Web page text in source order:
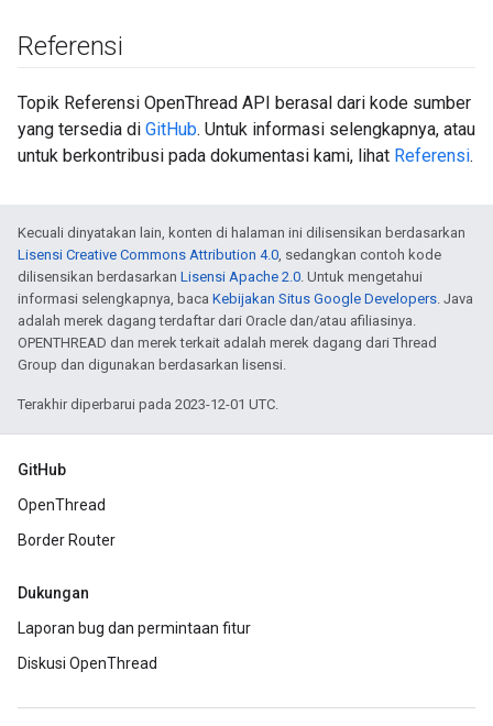
Referensi
Topik Referensi OpenThread API berasal dari kode sumber
yang tersedia di GitHub. Untuk informasi selengkapnya, atau
untuk berkontribusi pada dokumentasi kami, lihat Referensi.
Kecuali dinyatakan lain, konten di halaman ini dilisensikan berdasarkan
Lisensi Creative Commons Attribution 4.0, sedangkan contoh kode
dilisensikan berdasarkan Lisensi Apache 2.0. Untuk mengetahui
informasi selengkapnya, baca Kebijakan Situs Google Developers. Java
adalah merek dagang terdaftar dari Oracle dan/atau afiliasinya.
OPENTHREAD dan merek terkait adalah merek dagang dari Thread
Group dan digunakan berdasarkan lisensi.
Terakhir diperbarui pada 2023-12-01 UTC.
GitHub
OpenThread
Border Router
Dukungan
Laporan bug dan permintaan fitur
Diskusi OpenThread